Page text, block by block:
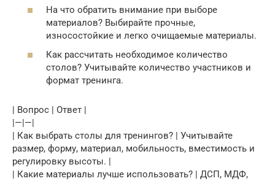
На что обратить внимание при выборе
материалов? Выбирайте прочные,
износостойкие и легко очищаемые материалы.
Как рассчитать необходимое количество
столов? Учитывайте количество участников и
формат тренинга.
| Вопрос | Ответ |
|—|—|
| Как выбрать столы для тренингов? | Учитывайте
размер, форму, материал, мобильность, вместимость и
регулировку высоты. |
| Какие материалы лучше использовать? | ДСП, МДФ,